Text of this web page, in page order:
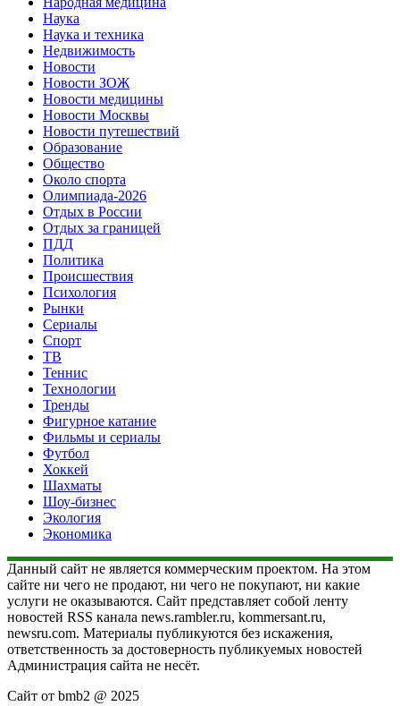
Наука
Наука и техника
Недвижимость
Новости
Новости ЗОЖ
Новости медицины
Новости Москвы
Новости путешествий
Образование
Общество
Около спорта
Олимпиада-2026
Отдых в России
Отдых за границей
ПДД
Политика
Происшествия
Психология
Рынки
Сериалы
Спорт
ТВ
Теннис
Технологии
Тренды
Фигурное катание
Фильмы и сериалы
Футбол
Хоккей
Шахматы
Шоу-бизнес
Экология
Экономика
Данный сайт не является коммерческим проектом. На этом
сайте ни чего не продают, ни чего не покупают, ни какие
услуги не оказываются. Сайт представляет собой ленту
новостей RSS канала news.rambler.ru, kommersant.ru,
newsru.com. Материалы публикуются без искажения,
ответственность за достоверность публикуемых новостей
Администрация сайта не несёт.
Сайт от bmb2 @ 2025